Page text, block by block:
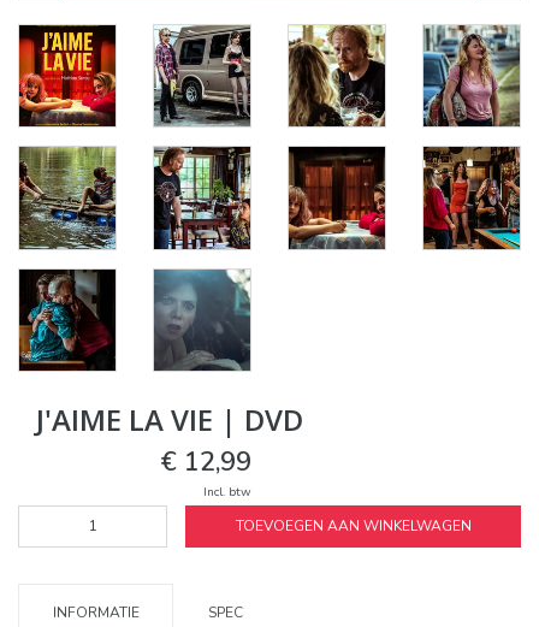
J'AIME LA VIE | DVD
€ 12,99
Incl. btw
TOEVOEGEN AAN WINKELWAGEN
INFORMATIE SPEC